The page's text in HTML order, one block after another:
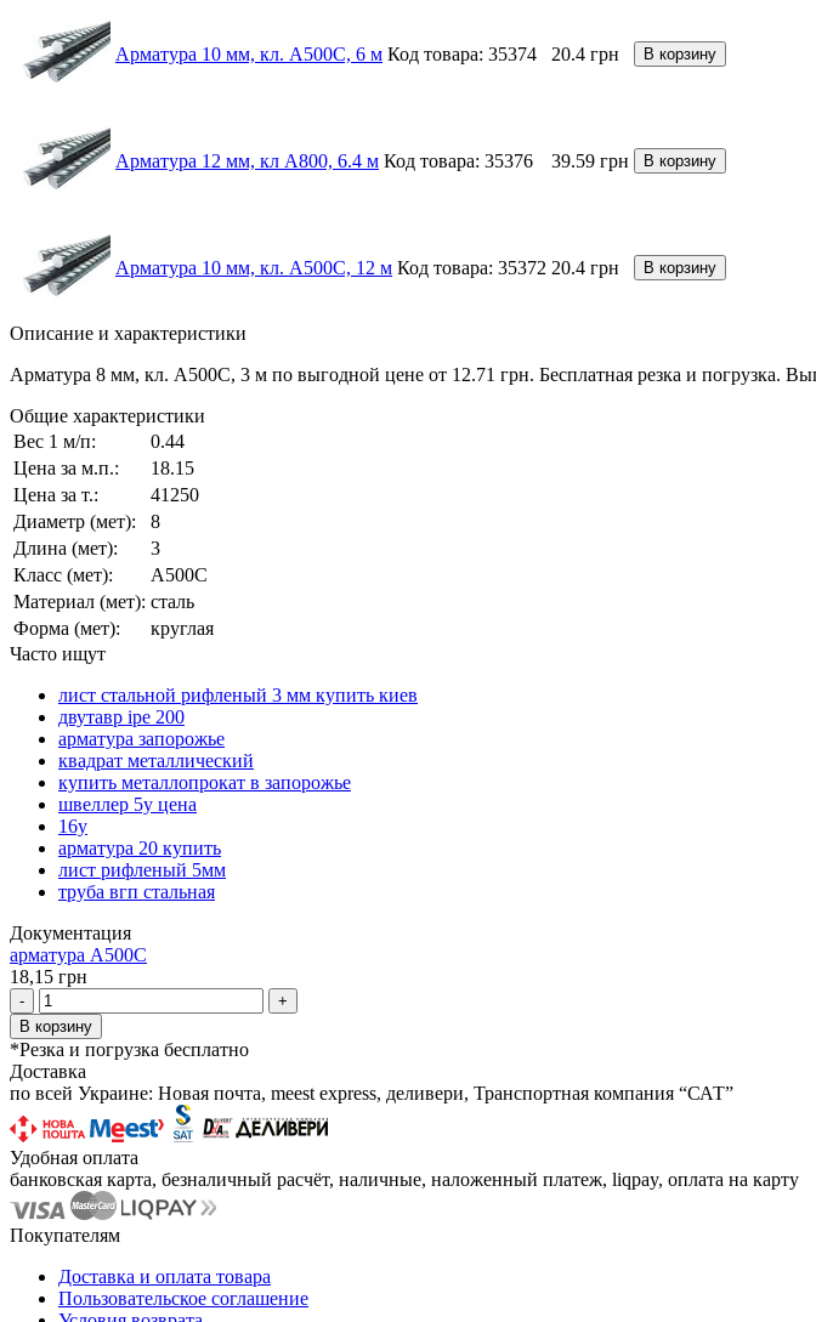
Арматура 10 мм, кл. А500С, 6 м Код товара: 35374 20.4 грн В корзину
Арматура 12 мм, кл А800, 6.4 м Код товара: 35376 39.59 грн В корзину
Арматура 10 мм, кл. А500С, 12 м Код товара: 35372 20.4 грн В корзину
Описание и характеристики
Арматура 8 мм, кл. А500С, 3 м по выгодной цене от 12.71 грн. Бесплатная резка и погрузка.
Общие характеристики
Вес 1 м/п:
0.44
Цена за м.п.:
18.15
Цена за т.:
41250
Диаметр (мет):
8
Длина (мет):
3
Класс (мет):
А500С
Материал (мет): сталь
Форма (мет):
круглая
Часто ищут
лист стальной рифленый 3 мм купить киев
двутавр ipe 200
арматура запорожье
квадрат металлический
купить металлопрокат в запорожье
швеллер 5у цена
16у
арматура 20 купить
лист рифленый 5мм
труба вгп стальная
Документация
арматура А500С
18,15 грн
-
+
В корзину
*Резка и погрузка бесплатно
Доставка
по всей Украине: Новая почта, meest express, деливери, Транспортная компания “САТ”
Удобная оплата
банковская карта, безналичный расчёт, наличные, наложенный платеж, liqpay, оплата на карту
Покупателям
Доставка и оплата товара
Пользовательское соглашение